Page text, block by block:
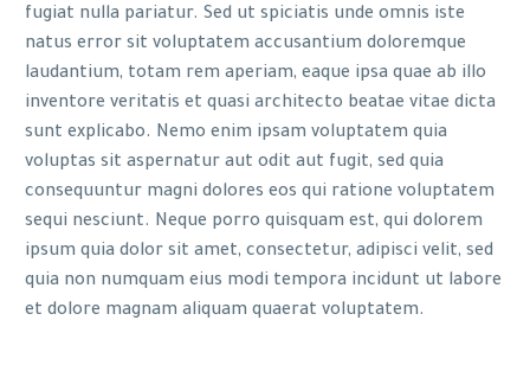
fugiat nulla pariatur. Sed ut spiciatis unde omnis iste
natus error sit voluptatem accusantium doloremque
laudantium, totam rem aperiam, eaque ipsa quae ab illo
inventore veritatis et quasi architecto beatae vitae dicta
sunt explicabo. Nemo enim ipsam voluptatem quia
voluptas sit aspernatur aut odit aut fugit, sed quia
consequuntur magni dolores eos qui ratione voluptatem
sequi nesciunt. Neque porro quisquam est, qui dolorem
ipsum quia dolor sit amet, consectetur, adipisci velit, sed
quia non numquam eius modi tempora incidunt ut labore
et dolore magnam aliquam quaerat voluptatem.